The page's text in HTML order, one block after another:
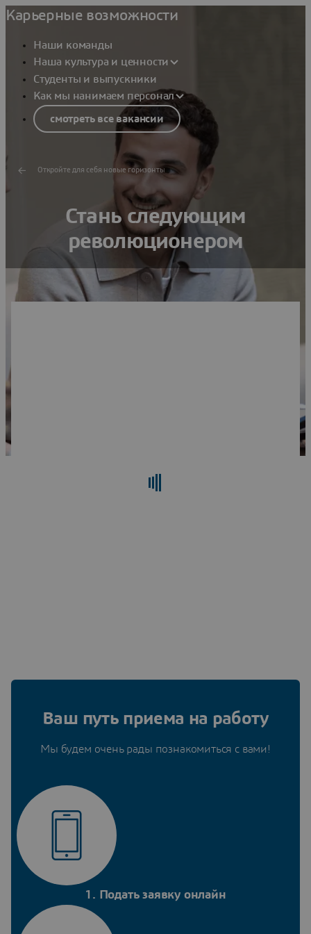
Карьерные возможности
Наши команды
Наша культура и ценности
Студенты и выпускники
Как мы нанимаем персонал
смотреть все вакансии
Откройте для себя новые горизонты
Стань следующим
революционером
Ваш путь приема на работу
Мы будем очень рады познакомиться с вами!
1. Подать заявку онлайн